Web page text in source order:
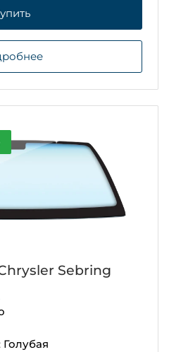
Sebring
Голубая